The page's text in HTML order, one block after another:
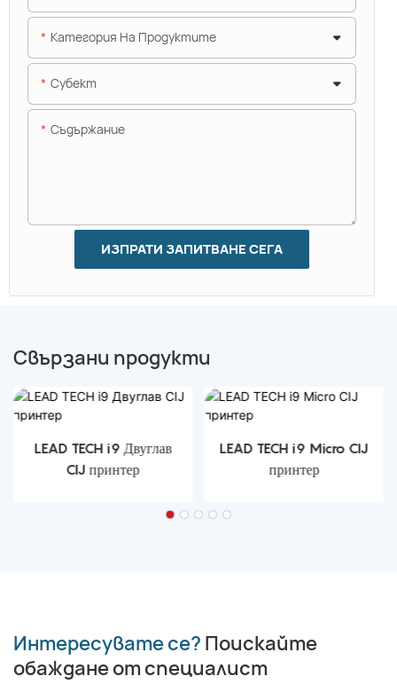
Категория На Продуктите
Субект
Съдържание
ИЗПРАТИ ЗАПИТВАНЕ СЕГА
Свързани продукти
LEAD TECH i9 Двуглав
CIJ принтер
LEAD TECH i9 Micro CIJ
принтер
Интересувате се? Поискайте
обаждане от специалист